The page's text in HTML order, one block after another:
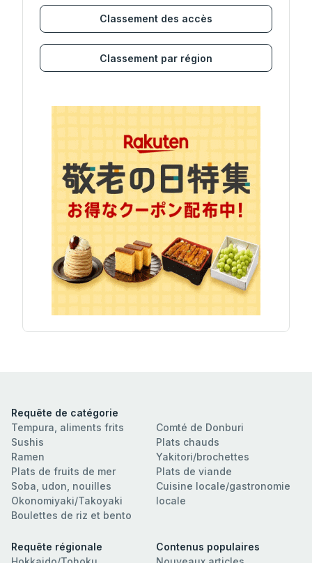
Classement des accès
Classement par région
Requête de catégorie
Tempura, aliments frits
Sushis
Ramen
Plats de fruits de mer
Soba, udon, nouilles
Okonomiyaki/Takoyaki
Boulettes de riz et bento
Comté de Donburi
Plats chauds
Yakitori/brochettes
Plats de viande
Cuisine locale/gastronomie
locale
Requête régionale
Contenus populaires